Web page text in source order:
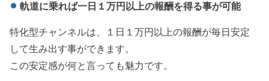
軌道に乗れば一日１万円以上の報酬を得る事が可能
特化型チャンネルは、１日１万円以上の報酬が毎日安定
して生み出す事ができます。
この安定感が何と言っても魅力です。